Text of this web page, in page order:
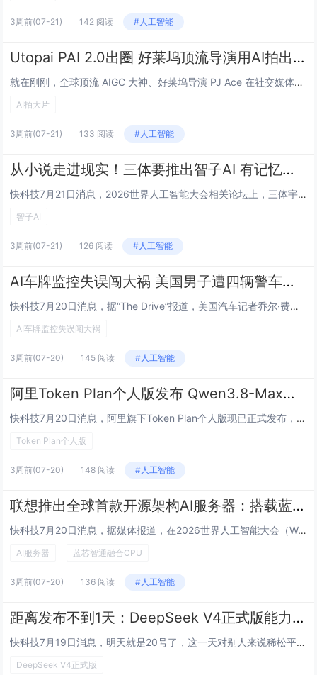
3周前(07-21) 142 阅读 #人工智能
Utopai PAI 2.0出圈 好莱坞顶流导演用AI拍出3分钟大片！
就在刚刚，全球顶流 AIGC 大神、好莱坞导演 PJ Ace 在社交媒体上发布了最新力作，彻底引爆了海外科技与电影圈。PJ Ace 在推文中兴奋地表示，他们借助 Utopai Studios 推出的下一代 AI 视频模型和智能体 PAI2....
AI拍大片
3周前(07-21) 133 阅读 #人工智能
从小说走进现实！三体要推出智子AI 有记忆还有独立人格
快科技7月21日消息，2026世界人工智能大会相关论坛上，三体宇宙带来全新规划，基于《三体》经典设定打造专属智子智能体，这款产品不再是单纯的AI工具，而是能长期陪伴用户的数字伙伴。本次分享由三体宇宙CEO赵骥龙完成，演讲围绕科幻设定和当下A...
智子AI
3周前(07-21) 126 阅读 #人工智能
AI车牌监控失误闯大祸 美国男子遭四辆警车围堵小命差点不保
快科技7月20日消息，据“The Drive”报道，美国汽车记者乔尔·费德尔近日撰文披露，自己驾驶厂家提供的试驾车辆时，因Flock安全公司的AI车牌识别系统与警方执法流程的连环失误，遭多辆警车围堵截停，被当作盗车嫌疑人控制。AI车牌监控失...
AI车牌监控失误闯大祸
3周前(07-20) 145 阅读 #人工智能
阿里Token Plan个人版发布 Qwen3.8-Max预览版同步上线
快科技7月20日消息，阿里旗下Token Plan个人版现已正式发布，用户可在该平台抢先体验Qwen3.8-Max-Preview模型。该模型参数量高达2.4T，在代码工程、专业办公等场景中表现尤为突出，被业界认为是目前除Fable 5之外...
Token Plan个人版
3周前(07-20) 148 阅读 #人工智能
联想推出全球首款开源架构AI服务器：搭载蓝芯智通融合CPU
快科技7月20日消息，据媒体报道，在2026世界人工智能大会（WAIC 2026）上，联想与蓝芯算力联合推出全球首款搭载LX500处理器的2U机架式服务器——联想问天WR5219 G5。这是联想首次公开展示基于RISC-V架构的服务器整机产...
AI服务器 蓝芯智通融合CPU
3周前(07-20) 136 阅读 #人工智能
距离发布不到1天：DeepSeek V4正式版能力堪比核弹
快科技7月19日消息，明天就是20号了，这一天对别人来说稀松平常，但对DeepSeek来说异常重要——此前官方就明确7月中旬发布DeepSeek V4正式版，现在就剩一天时间了。这几天AI圈最火的新闻是Kimi K3的发布，这款2.8万亿参...
DeepSeek V4正式版